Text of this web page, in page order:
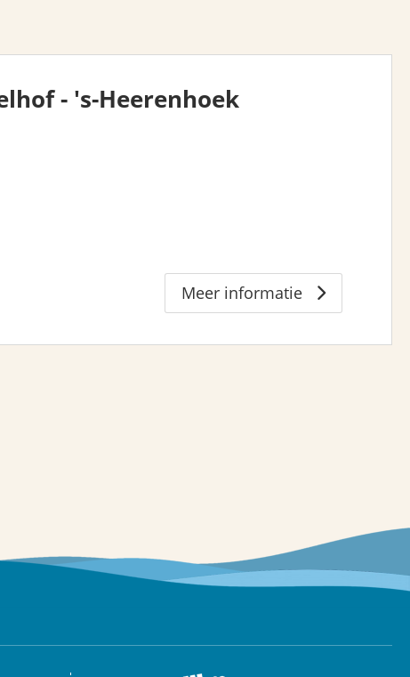
- 's-Heerenhoek
Meer informatie